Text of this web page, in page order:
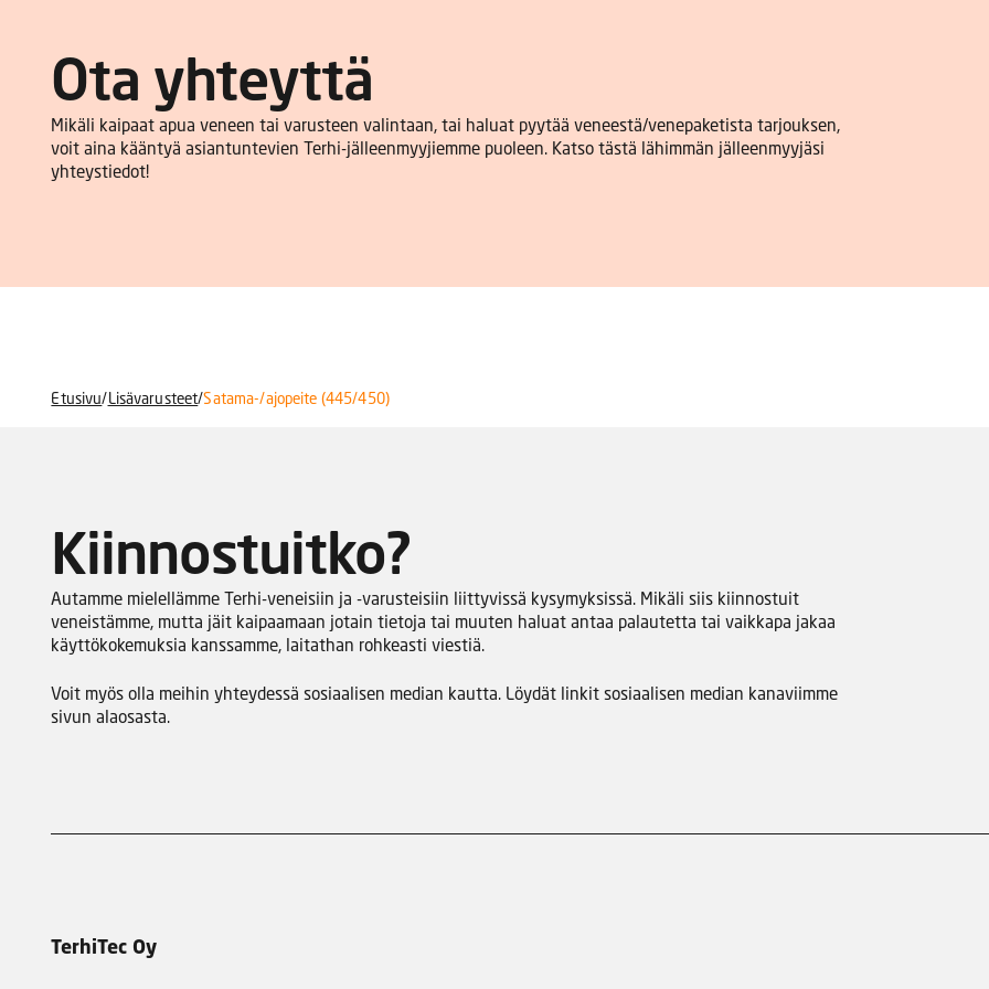
Ota yhteyttä
Mikäli kaipaat apua veneen tai varusteen valintaan, tai haluat pyytää veneestä/venepaketista tarjouksen,
voit aina kääntyä asiantuntevien Terhi-jälleenmyyjiemme puoleen. Katso tästä lähimmän jälleenmyyjäsi
yhteystiedot!
Etusivu/ Lisävarusteet/Satama-/ajopeite (445/450)
Kiinnostuitko?
Autamme mielellämme Terhi-veneisiin ja -varusteisiin liittyvissä kysymyksissä. Mikäli siis kiinnostuit
veneistämme, mutta jäit kaipaamaan jotain tietoja tai muuten haluat antaa palautetta tai vaikkapa jakaa
käyttökokemuksia kanssamme, laitathan rohkeasti viestiä.
Voit myös olla meihin yhteydessä sosiaalisen median kautta. Löydät linkit sosiaalisen median kanaviimme
sivun alaosasta.
TerhiTec Oy